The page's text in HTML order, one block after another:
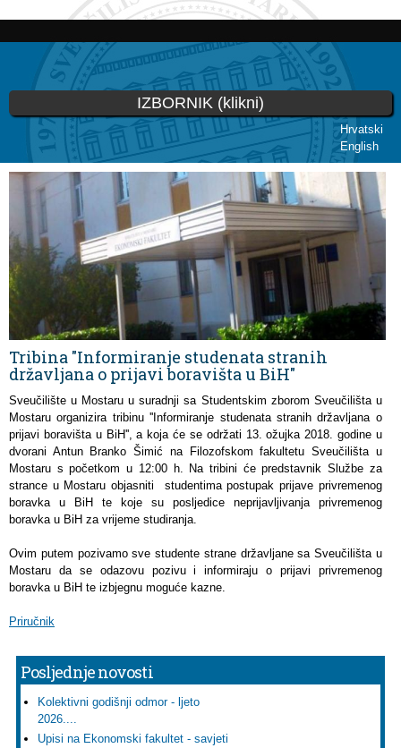
Skip to
content
Hrvatski
English
IZBORNIK (klikni)
You are here
Tribina "Informiranje studenata stranih
državljana o prijavi boravišta u BiH"
Sveučilište u Mostaru u suradnji sa Studentskim zborom Sveučilišta u
Mostaru organizira tribinu ''Informiranje studenata stranih državljana o
prijavi boravišta u BiH'', a koja će se održati 13. ožujka 2018. godine u
dvorani Antun Branko Šimić na Filozofskom fakultetu Sveučilišta u
Mostaru s početkom u 12:00 h. Na tribini će predstavnik Službe za
strance u Mostaru objasniti studentima postupak prijave privremenog
boravka u BiH te koje su posljedice neprijavljivanja privremenog
boravka u BiH za vrijeme studiranja.
Ovim putem pozivamo sve studente strane državljane sa Sveučilišta u
Mostaru da se odazovu pozivu i informiraju o prijavi privremenog
boravka u BiH te izbjegnu moguće kazne.
Priručnik
Posljednje novosti
Kolektivni godišnji odmor - ljeto
2026....
Upisi na Ekonomski fakultet - savjeti